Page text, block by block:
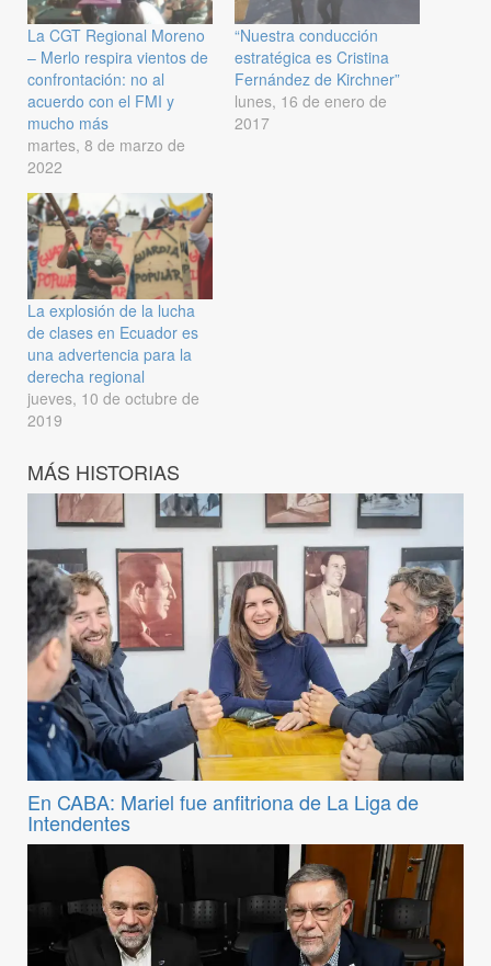
La CGT Regional Moreno
– Merlo respira vientos de
confrontación: no al
acuerdo con el FMI y
mucho más
martes, 8 de marzo de
2022
“Nuestra conducción
estratégica es Cristina
Fernández de Kirchner”
lunes, 16 de enero de
2017
La explosión de la lucha
de clases en Ecuador es
una advertencia para la
derecha regional
jueves, 10 de octubre de
2019
MÁS HISTORIAS
En CABA: Mariel fue anfitriona de La Liga de
Intendentes